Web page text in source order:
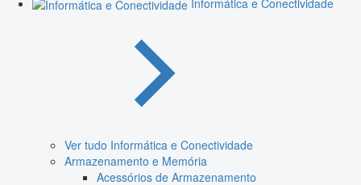
Ver tudo Informática e Conectividade
Armazenamento e Memória
Acessórios de Armazenamento